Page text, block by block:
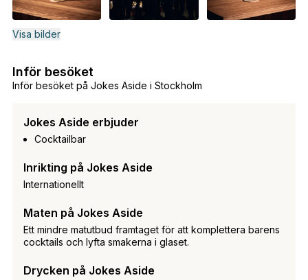
Visa bilder
Inför besöket på Jokes Aside i Stockholm
Inför besöket
Jokes Aside erbjuder
Cocktailbar
Inrikting på Jokes Aside
Internationellt
Maten på Jokes Aside
Ett mindre matutbud framtaget för att komplettera barens
cocktails och lyfta smakerna i glaset.
Drycken på Jokes Aside